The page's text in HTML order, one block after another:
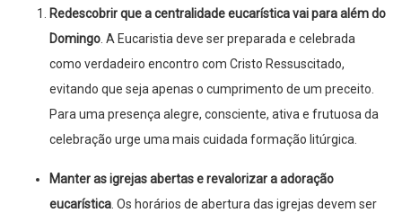
Redescobrir que a centralidade eucarística vai para além do
Domingo. A Eucaristia deve ser preparada e celebrada
como verdadeiro encontro com Cristo Ressuscitado,
evitando que seja apenas o cumprimento de um preceito.
Para uma presença alegre, consciente, ativa e frutuosa da
celebração urge uma mais cuidada formação litúrgica.
Manter as igrejas abertas e revalorizar a adoração
eucarística. Os horários de abertura das igrejas devem ser